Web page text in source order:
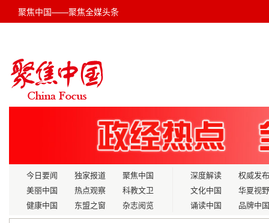
聚焦中国——聚焦全媒头条
今日要闻 独家报道
聚焦中国
美丽中国
热点观察
科教文卫
健康中国
东盟之窗 杂志阅览
深度解读
权威发布
文化中国
华夏视野
诵读中国
品牌中国